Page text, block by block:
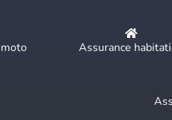
Assurance